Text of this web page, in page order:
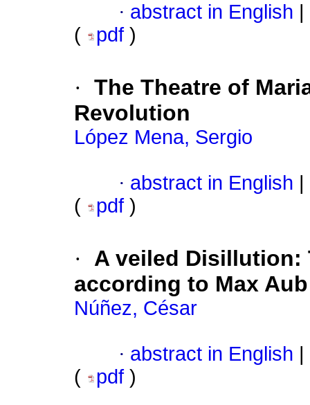
· abstract in English
(
pdf )
· The Theatre of
Revolution
López Mena, Sergio
· abstract in English
(
pdf )
·
A veiled Disillution:
according to Max Aub
Núñez, César
· abstract in English
(
pdf )